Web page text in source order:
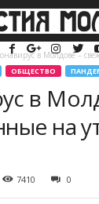
в Молдове –
ОБЩЕСТВО
в
на
7410 0